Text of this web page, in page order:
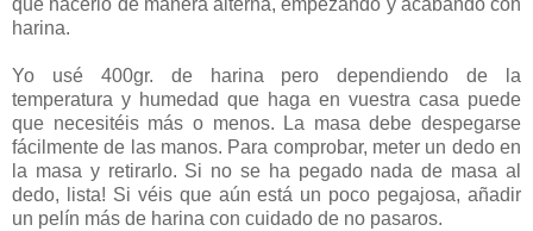
que hacerlo de manera alterna, empezando y acabando con
harina.
Yo usé 400gr. de harina pero dependiendo de la
temperatura y humedad que haga en vuestra casa puede
que necesitéis más o menos. La masa debe despegarse
fácilmente de las manos. Para comprobar, meter un dedo en
la masa y retirarlo. Si no se ha pegado nada de masa al
dedo, lista! Si véis que aún está un poco pegajosa, añadir
un pelín más de harina con cuidado de no pasaros.